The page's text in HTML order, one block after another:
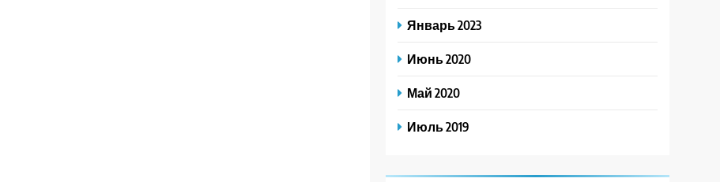
Январь 2023
Июнь 2020
Май 2020
Июль 2019